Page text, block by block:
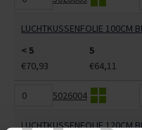
LUCHTKUSSENFOLIE 100CM
< 5
5
€70,93
€64,11
5026004
LUCHTKUSSENFOLIE 120CM